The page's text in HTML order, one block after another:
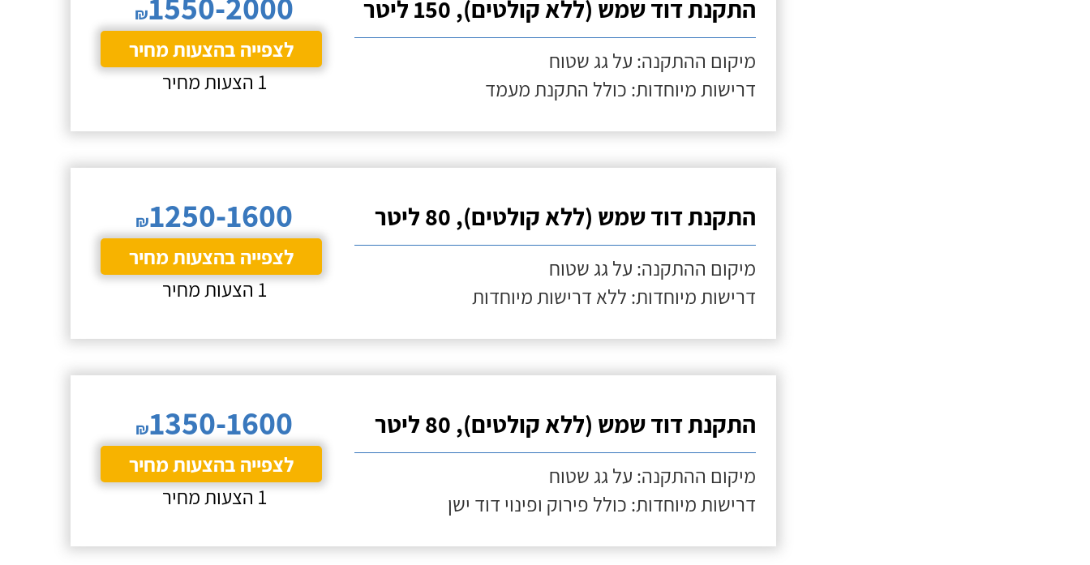
התקנת דוד שמש (ללא קולטים), 150 ליטר
מיקום ההתקנה: על גג שטוח
דרישות מיוחדות: כולל התקנת מעמד
₪
לצפייה בהצעות מחיר
1 הצעות מחיר
התקנת דוד שמש (ללא קולטים), 80 ליטר
מיקום ההתקנה: על גג שטוח
דרישות מיוחדות: ללא דרישות מיוחדות
₪1250-1600
לצפייה בהצעות מחיר
1 הצעות מחיר
התקנת דוד שמש (ללא קולטים), 80 ליטר
מיקום ההתקנה: על גג שטוח
דרישות מיוחדות: כולל פירוק ופינוי דוד ישן
₪1350-1600
לצפייה בהצעות מחיר
1 הצעות מחיר